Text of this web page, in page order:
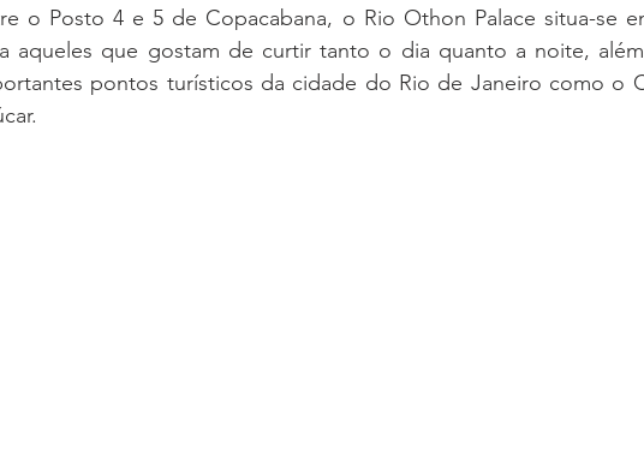
Sul (MS) Paraná (PR) Rio Grande do Sul (RS) Santa Catarina (SC)
o Posto 4 e 5 de Copacabana, o Rio Othon Palace situa-se
aqueles que gostam de curtir tanto o dia quanto a noite,
pontos turísticos da cidade do Rio de Janeiro como o